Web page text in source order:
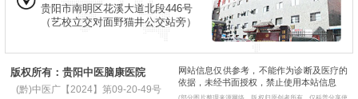
贵阳市南明区花溪大道北段446号
（艺校立交对面野猫井公交站旁）
版权所有：贵阳中医脑康医院
(黔)中医广【2024】第09-20-49号
网站信息仅供参考，不能作为诊断及医疗的
依据，未经书面授权，禁止使用本站信息